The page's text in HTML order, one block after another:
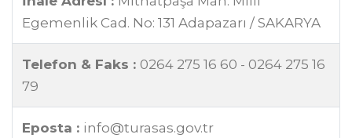
Egemenlik Cad. No: 131 Adapazarı / SAKARYA
Telefon & Faks : 0264 275 16 60 - 0264 275 16
79
Eposta : info@turasas.gov.tr